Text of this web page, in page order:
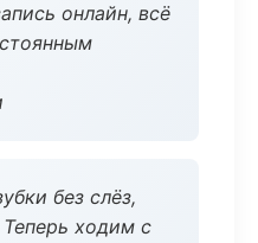
онлайн, всё
без слёз,
ходим с